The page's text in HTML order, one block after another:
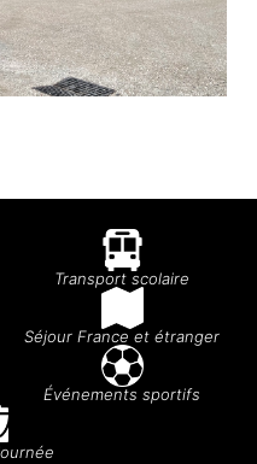
Transport scolaire
Séjour France et étranger
Événements sportifs